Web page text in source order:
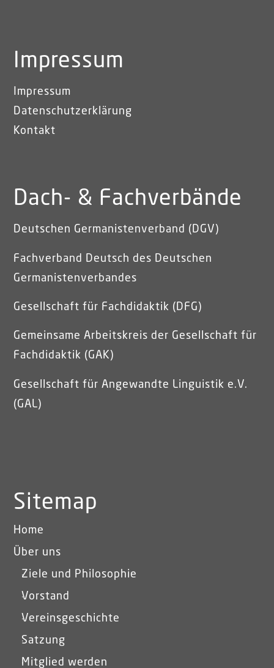
Impressum
Impressum
Datenschutzerklärung
Kontakt
Dach- & Fachverbände
Deutschen Germanistenverband (DGV)
Fachverband Deutsch des Deutschen
Germanistenverbandes
Gesellschaft für Fachdidaktik (DFG)
Gemeinsame Arbeitskreis der Gesellschaft für
Fachdidaktik (GAK)
Gesellschaft für Angewandte Linguistik e.V.
(GAL)
Sitemap
Home
Über uns
Ziele und Philosophie
Vorstand
Vereinsgeschichte
Satzung
Mitglied werden